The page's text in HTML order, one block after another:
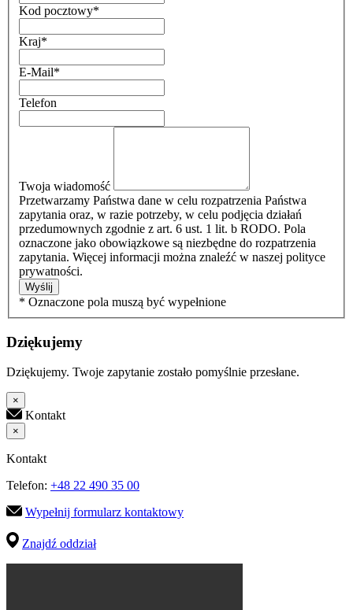
Kod pocztowy*
Kraj*
E-Mail*
Telefon
Twoja wiadomość
Przetwarzamy Państwa dane w celu rozpatrzenia Państwa
zapytania oraz, w razie potrzeby, w celu podjęcia działań
przedumownych zgodnie z art. 6 ust. 1 lit. b RODO. Pola
oznaczone jako obowiązkowe są niezbędne do rozpatrzenia
zapytania. Więcej informacji można znaleźć w naszej polityce
prywatności.
Wyślij
* Oznaczone pola muszą być wypełnione
Dziękujemy
Dziękujemy. Twoje zapytanie zostało pomyślnie przesłane.
×
Kontakt
×
Kontakt
Telefon: +48 22 490 35 00
Wypełnij formularz kontaktowy
Znajdź oddział